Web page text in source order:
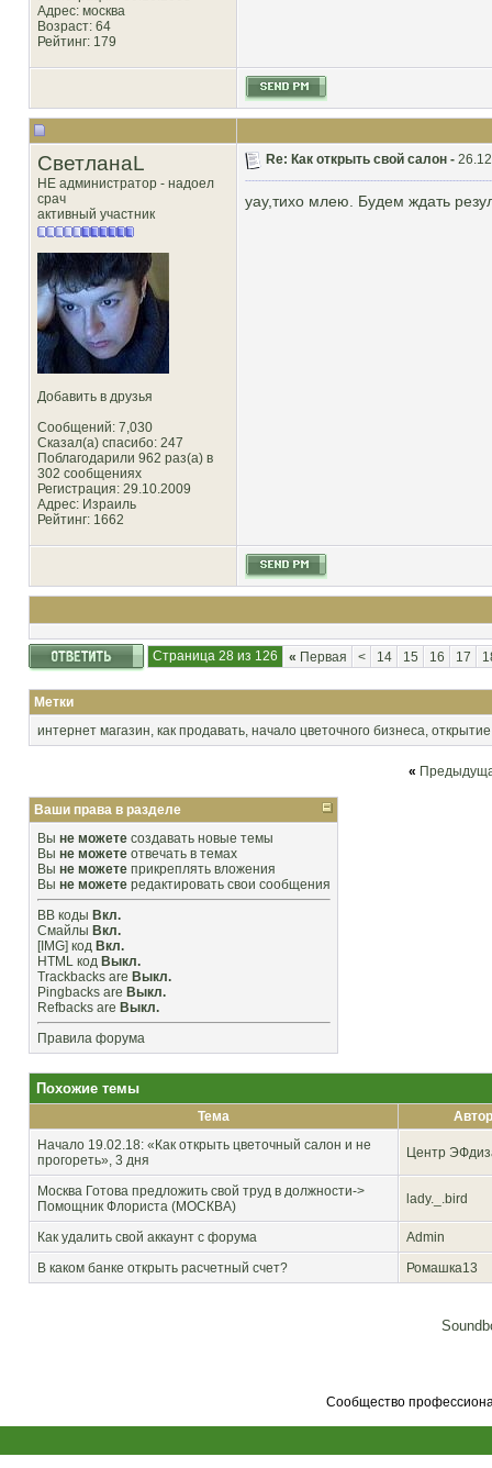
Адрес: москва
Возраст: 64
Рейтинг: 179
СветланаL
НЕ администратор - надоел
срач
активный участник
Добавить в друзья
Сообщений: 7,030
Сказал(а) спасибо: 247
Поблагодарили 962 раз(а) в
302 сообщениях
Регистрация: 29.10.2009
Адрес: Израиль
Рейтинг: 1662
Re: Как открыть свой салон -
уау,тихо млею. Будем ждать
Страница 28 из 126 « Первая < 14 15 16 17
Метки
интернет магазин, как продавать, начало цветочного бизнеса, открытие
«
Ваши права в разделе
Вы не можете создавать новые темы
Вы не можете отвечать в темах
Вы не можете прикреплять вложения
Вы не можете редактировать свои сообщения
BB коды Вкл.
Смайлы Вкл.
[IMG] код Вкл.
HTML код Выкл.
Trackbacks are Выкл.
Pingbacks are Выкл.
Refbacks are Выкл.
Правила форума
Похожие темы
Тема
Автор
Начало 19.02.18: «Как открыть цветочный салон и не
прогореть», 3 дня
Центр
Москва Готова предложить свой труд в должности->
Помощник Флориста (МОСКВА)
lady._.bird
Как удалить свой аккаунт с форума
Admin
В каком банке открыть расчетный счет?
Ромашка13
Сообщество